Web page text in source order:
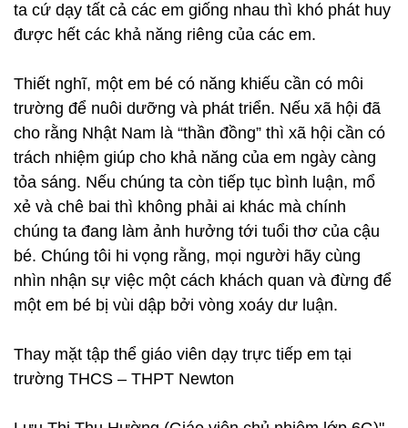
ta cứ dạy tất cả các em giống nhau thì khó phát huy
được hết các khả năng riêng của các em.
Thiết nghĩ, một em bé có năng khiếu cần có môi
trường để nuôi dưỡng và phát triển. Nếu xã hội đã
cho rằng Nhật Nam là “thần đồng” thì xã hội cần có
trách nhiệm giúp cho khả năng của em ngày càng
tỏa sáng. Nếu chúng ta còn tiếp tục bình luận, mổ
xẻ và chê bai thì không phải ai khác mà chính
chúng ta đang làm ảnh hưởng tới tuổi thơ của cậu
bé. Chúng tôi hi vọng rằng, mọi người hãy cùng
nhìn nhận sự việc một cách khách quan và đừng để
một em bé bị vùi dập bởi vòng xoáy dư luận.
Thay mặt tập thể giáo viên dạy trực tiếp em tại
trường THCS – THPT Newton